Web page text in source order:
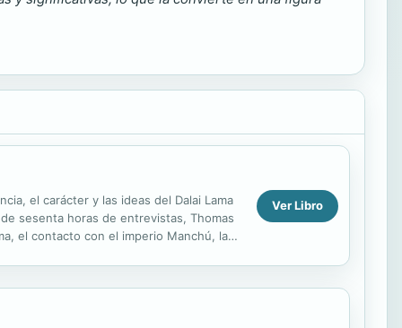
el carácter y las ideas del Dalai Lama
sesenta horas de entrevistas, Thomas
el contacto con el imperio Manchú, las
Ver Libro